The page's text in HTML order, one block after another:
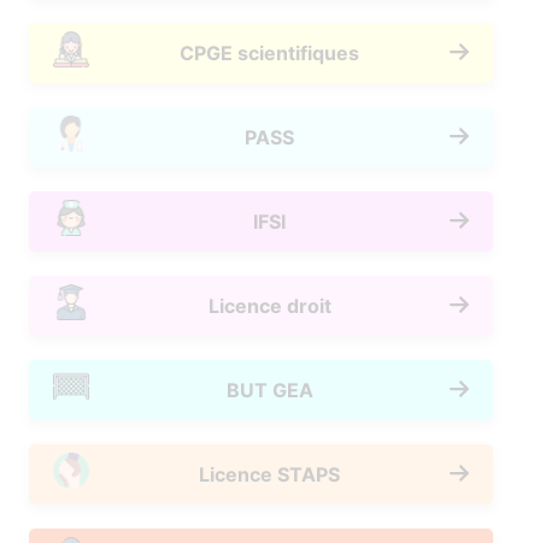
CPGE scientifiques
PASS
IFSI
Licence droit
BUT GEA
Licence STAPS